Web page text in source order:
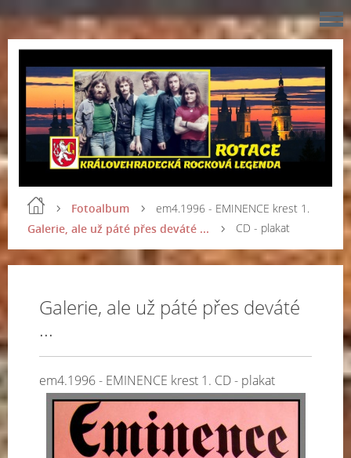
Fotoalbum
Galerie, ale už páté přes deváté ...
em4.1996 - EMINENCE krest 1.
CD - plakat
Galerie, ale už páté přes deváté
...
em4.1996 - EMINENCE krest 1. CD - plakat